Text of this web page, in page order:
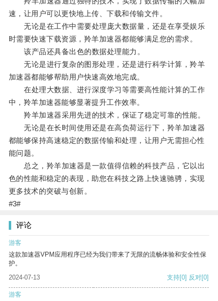
速，让用户可以更快地上传、下载和传输文件。
无论是在工作中需要处理庞大数据量，还是在享受娱乐
时需要快速下载资源，羚羊加速器都能够满足您的需求。
该产品还具备出色的数据处理能力。
无论是进行复杂的图形处理，还是进行科学计算，羚羊
加速器都能够帮助用户快速高效地完成。
在处理大数据、进行深度学习等需要高性能计算的工作
中，羚羊加速器能够显著提升工作效率。
羚羊加速器采用先进的技术，保证了稳定可靠的性能。
无论是在长时间使用还是在高负荷运行下，羚羊加速器
都能够保持高速稳定的数据传输和处理，让用户无需担心性
能问题。
总之，羚羊加速器是一款值得信赖的科技产品，它以出
色的性能和稳定的表现，助您在科技之路上快速驰骋，实现
更多技术的突破与创新。
#3#
评论
游客
这款加速器VPM应用程序已经为我们带来了无限的流畅体验和安全性保
护。
2024-07-13
支持[0] 反对[0]
游客